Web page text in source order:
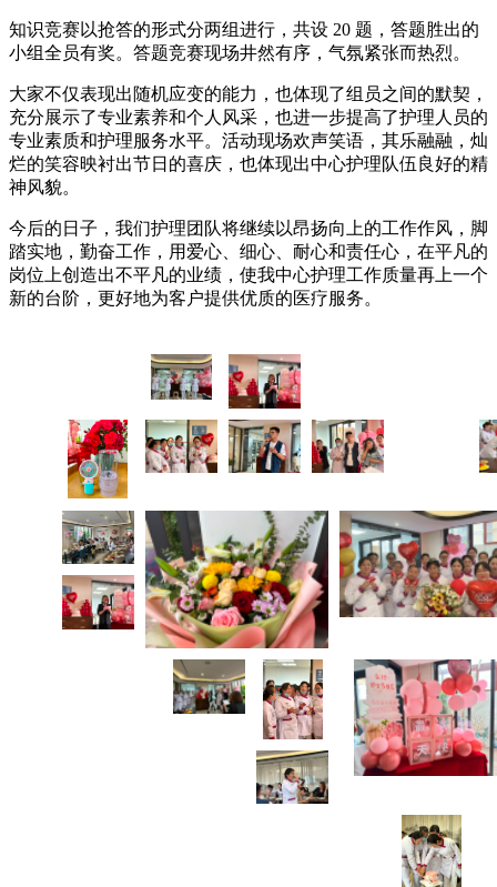
知识竞赛以抢答的形式分两组进行，共设 20 题，答题胜出的
小组全员有奖。答题竞赛现场井然有序，气氛紧张而热烈。
大家不仅表现出随机应变的能力，也体现了组员之间的默契，
充分展示了专业素养和个人风采，也进一步提高了护理人员的
专业素质和护理服务水平。活动现场欢声笑语，其乐融融，灿
烂的笑容映衬出节日的喜庆，也体现出中心护理队伍良好的精
神风貌。
今后的日子，我们护理团队将继续以昂扬向上的工作作风，脚
踏实地，勤奋工作，用爱心、细心、耐心和责任心，在平凡的
岗位上创造出不平凡的业绩，使我中心护理工作质量再上一个
新的台阶，更好地为客户提供优质的医疗服务。